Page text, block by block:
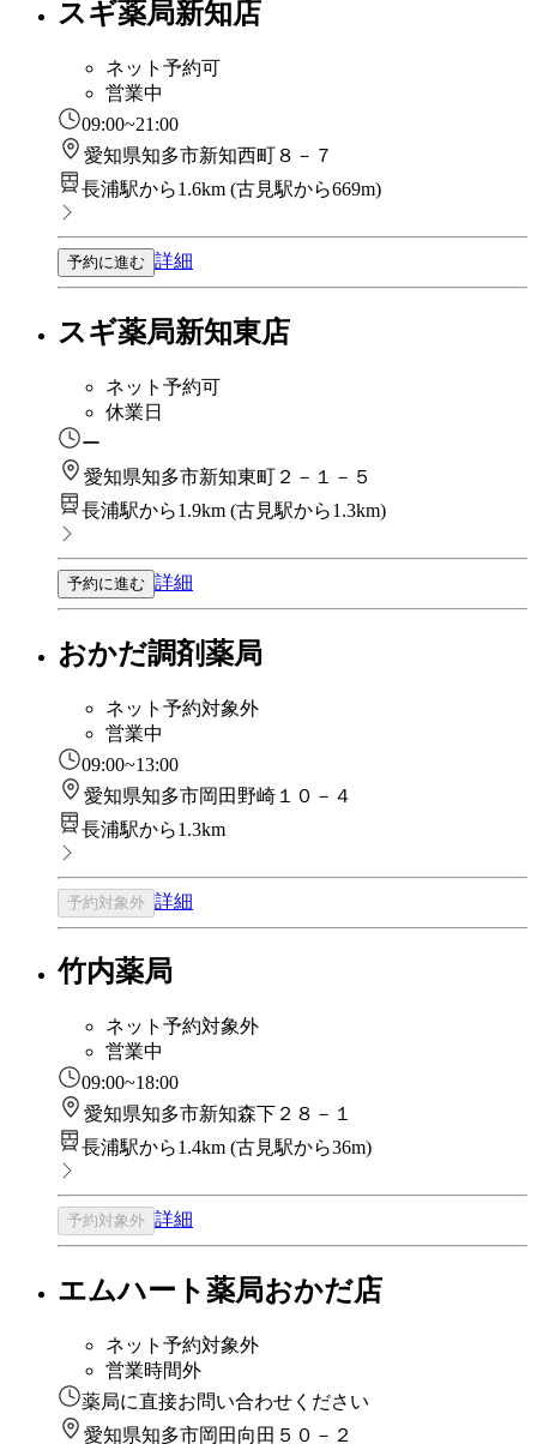
スギ薬局新知店
ネット予約可
営業中
09:00~21:00
愛知県知多市新知西町８－７
長浦駅から1.6km (古見駅から669m)
予約に進む 詳細
スギ薬局新知東店
ネット予約可
休業日
ー
愛知県知多市新知東町２－１－５
長浦駅から1.9km (古見駅から1.3km)
予約に進む 詳細
おかだ調剤薬局
ネット予約対象外
営業中
09:00~13:00
愛知県知多市岡田野崎１０－４
長浦駅から1.3km
予約対象外 詳細
竹内薬局
ネット予約対象外
営業中
09:00~18:00
愛知県知多市新知森下２８－１
長浦駅から1.4km (古見駅から36m)
予約対象外 詳細
エムハート薬局おかだ店
ネット予約対象外
営業時間外
薬局に直接お問い合わせください
愛知県知多市岡田向田５０－２